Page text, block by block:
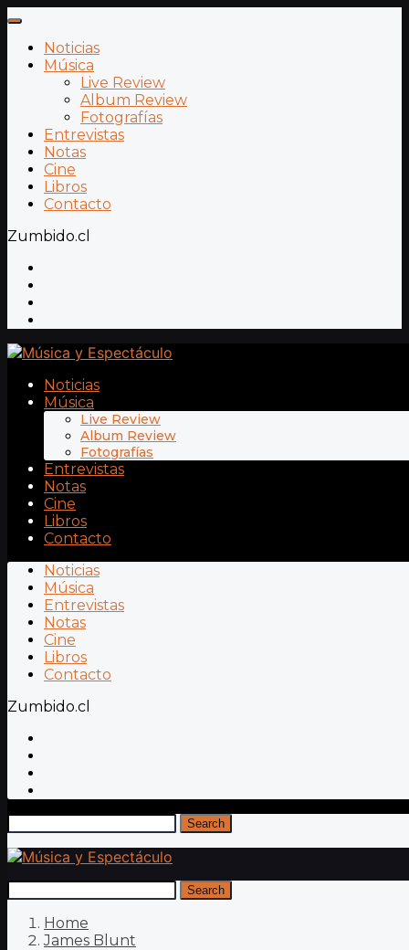
Noticias
Música
Live Review
Album Review
Fotografías
Entrevistas
Notas
Cine
Libros
Contacto
Zumbido.cl
Noticias
Música
Live Review
Album Review
Fotografías
Entrevistas
Notas
Cine
Libros
Contacto
Noticias
Música
Entrevistas
Notas
Cine
Libros
Contacto
Zumbido.cl
Search
Search
Home
James Blunt